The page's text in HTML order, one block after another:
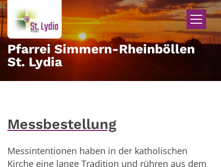
Zum Inhalt springen
Pfarrei Simmern-Rheinböllen
St. Lydia
Messbestellung
Messintentionen haben in der katholischen
Kirche eine lange Tradition und rühren aus dem